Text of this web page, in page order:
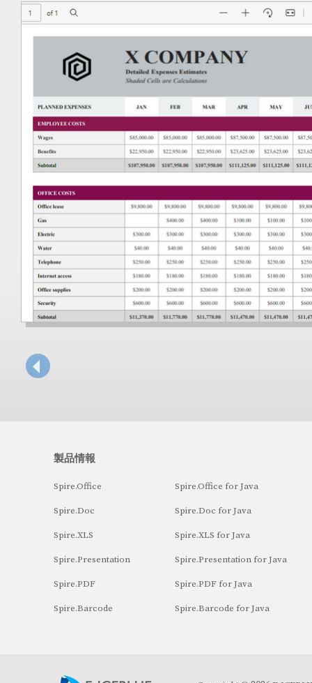
共有する必要がある場合、フ
に、PDF ファイルに変換する
製品情報
Spire.Office
Spire.Doc
Spire.XLS
Spire.Presentation
Spire.PDF
Spire.Barcode
Spire.Office for Java
Spire.Doc for Java
Spire.XLS for Java
Spire.Presentation for Java
Spire.PDF for Java
Spire.Barcode for Java